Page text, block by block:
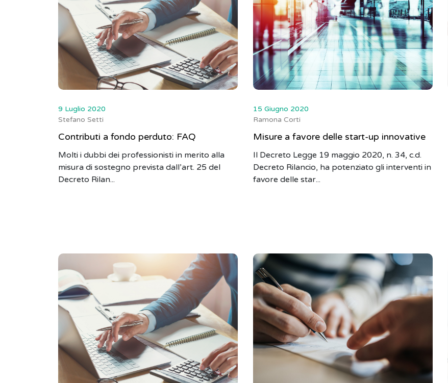
9 Luglio 2020
Stefano Setti
Contributi a fondo perduto: FAQ
Molti i dubbi dei professionisti in merito alla
misura di sostegno prevista dall’art. 25 del
Decreto Rilan...
15 Giugno 2020
Ramona Corti
Misure a favore delle start-up innovative
Il Decreto Legge 19 maggio 2020, n. 34, c.d.
Decreto Rilancio, ha potenziato gli interventi in
favore delle star...